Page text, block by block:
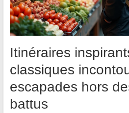
Itinéraires
classiques
escapades hors
battus